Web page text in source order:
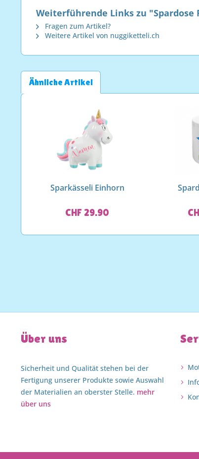
Weiterführende Links zu "Spardose
Fragen zum Artikel?
Weitere Artikel von nuggiketteli.ch
Ähnliche Artikel
Sparkässeli Einhorn
CHF 29.90
Über uns
Sicherheit und Qualität stehen bei der
Fertigung unserer Produkte sowie Auswahl
der Materialien an oberster Stelle. mehr
über uns